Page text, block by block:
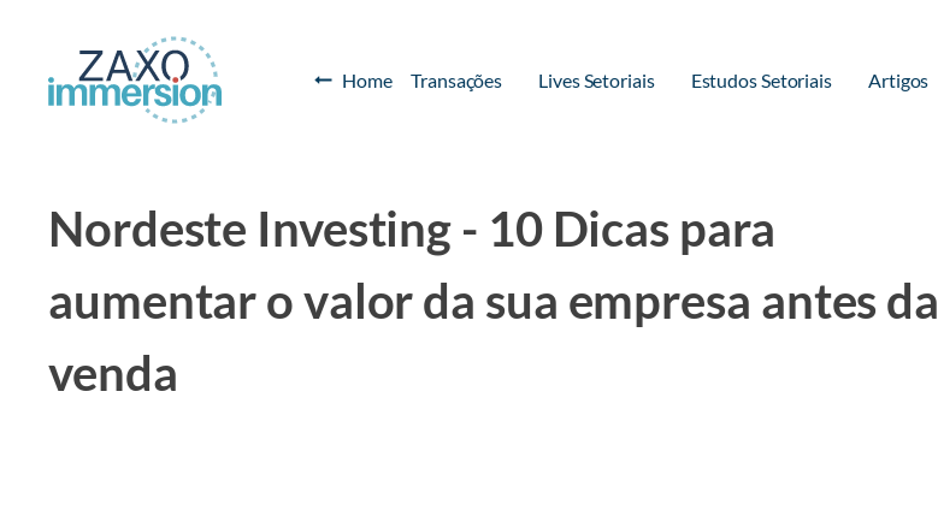
Home Transações Lives Setoriais Estudos Setoriais Artigos
Nordeste Investing - 10 Dicas para
aumentar o valor da sua empresa antes da
venda